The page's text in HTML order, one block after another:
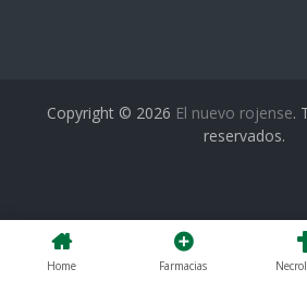
Copyright © 2026 El nuevo rojense.
reservados.
Home Farmacias